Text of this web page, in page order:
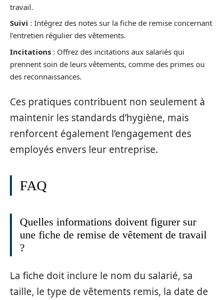
travail.
Suivi : Intégrez des notes sur la fiche de remise concernant
l’entretien régulier des vêtements.
Incitations : Offrez des incitations aux salariés qui
prennent soin de leurs vêtements, comme des primes ou
des reconnaissances.
Ces pratiques contribuent non seulement à
maintenir les standards d’hygiène, mais
renforcent également l’engagement des
employés envers leur entreprise.
FAQ
Quelles informations doivent figurer sur
une fiche de remise de vêtement de travail
?
La fiche doit inclure le nom du salarié, sa
taille, le type de vêtements remis, la date de